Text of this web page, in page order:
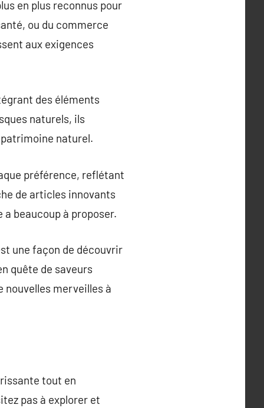
en plus reconnus pour
ou du commerce
aux exigences
des éléments
naturels, ils
naturel.
préférence, reflétant
de articles innovants
beaucoup à proposer.
une façon de découvrir
quête de saveurs
nouvelles merveilles à
tout en
pas à explorer et